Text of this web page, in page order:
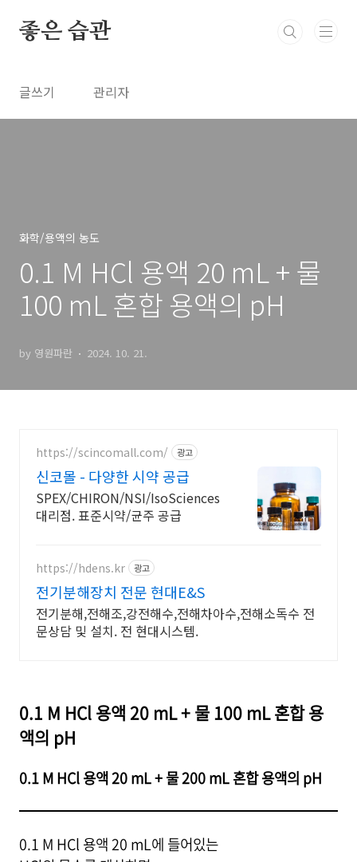
좋은 습관
글쓰기 관리자
화학/용액의 농도
0.1 M HCl 용액 20 mL + 물
100 mL 혼합 용액의 pH
by 영원파란 2024. 10. 21.
https://scincomall.com/ 광고
신코몰 - 다양한 시약 공급
SPEX/CHIRON/NSI/IsoSciences
대리점. 표준시약/균주 공급
https://hdens.kr 광고
전기분해장치 전문 현대E&S
전기분해,전해조,강전해수,전해차아수,전해소독수 전
문상담 및 설치. 전 현대시스템.
0.1 M HCl 용액 20 mL + 물 100 mL 혼합 용
액의 pH
0.1 M HCl 용액 20 mL + 물 200 mL 혼합 용액의 pH
0.1 M HCl 용액 20 mL에 들어있는